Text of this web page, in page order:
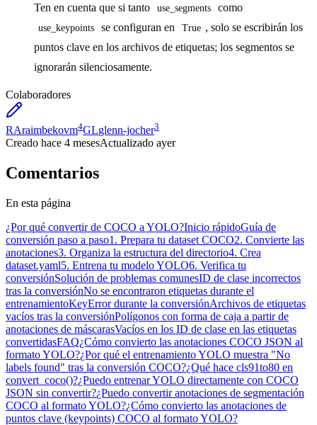
Ten en cuenta que si tanto use_segments como
use_keypoints se configuran en True , solo se escribirán los
puntos clave en los archivos de etiquetas; los segmentos se
ignorarán silenciosamente.
Colaboradores
RAraimbekovm4GLglenn-jocher3
Creado hace 4 mesesActualizado ayer
Comentarios
En esta página
¿Por qué convertir de COCO a YOLO?Inicio rápidoGuía de
conversión paso a paso1. Prepara tu dataset COCO2. Convierte las
anotaciones3. Organiza la estructura del directorio4. Crea
dataset.yaml5. Entrena tu modelo YOLO6. Verifica tu
conversiónSolución de problemas comunesID de clase incorrectos
tras la conversiónNo se encontraron etiquetas durante el
entrenamientoKeyError durante la conversiónArchivos de etiquetas
vacíos tras la conversiónPolígonos con forma de caja a partir de
anotaciones de máscarasVacíos en los ID de clase en las etiquetas
convertidasFAQ¿Cómo convierto las anotaciones COCO JSON al
formato YOLO?¿Por qué el entrenamiento YOLO muestra "No
labels found" tras la conversión COCO?¿Qué hace cls91to80 en
convert_coco()?¿Puedo entrenar YOLO directamente con COCO
JSON sin convertir?¿Puedo convertir anotaciones de segmentación
COCO al formato YOLO?¿Cómo convierto las anotaciones de
puntos clave (keypoints) COCO al formato YOLO?